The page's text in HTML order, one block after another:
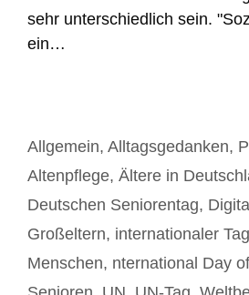
sehr unterschiedlich sein.
ein…
Kategorien
Allgemein, Alltagsgedanken,
Schlagwörter
Altenpflege, Ältere in
Deutschen Seniorentag,
Großeltern, internationaler
Menschen, nternational Day